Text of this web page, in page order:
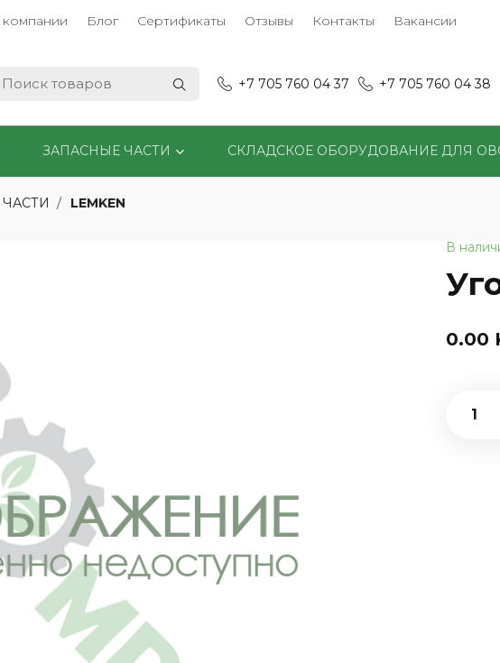
Блог Сертификаты Отзывы Контакты Вакансии
+7 705 760 04 37 +7 705 760 04 38
ЗАПАСНЫЕ ЧАСТИ СКЛАДСКОЕ ОБОРУДОВАНИЕ ДЛЯ
LEMKEN
В
0.00